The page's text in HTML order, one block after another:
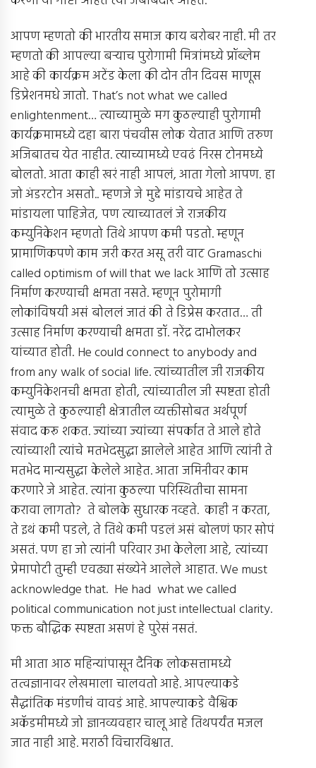
आपण म्हणतो की भारतीय समाज काय बरोबर नाही. मी तर
म्हणतो की आपल्या बर्‍याच पुरोगामी मित्रांमध्ये प्रॉब्लेम
आहे की कार्यक्रम अटेंड केला की दोन तीन दिवस माणूस
डिप्रेशनमधे जातो. That’s not what we called
enlightenment… त्याच्यामुळे मग कुठल्याही पुरोगामी
कार्यक्रमामध्ये दहा बारा पंचवीस लोक येतात आणि तरुण
अजिबातच येत नाहीत. त्याच्यामध्ये एवढं निरस टोनमध्ये
बोलतो. आता काही खरं नाही आपलं, आता गेलो आपण. हा
जो अंडरटोन असतो.. म्हणजे जे मुद्दे मांडायचे आहेत ते
मांडायला पाहिजेत, पण त्याच्यातलं जे राजकीय
कम्युनिकेशन म्हणतो तिथे आपण कमी पडतो. म्हणून
प्रामाणिकपणे काम जरी करत असू तरी वाट Gramaschi
called optimism of will that we lack आणि तो उत्साह
निर्माण करण्याची क्षमता नसते. म्हणून पुरोमागी
लोकांविषयी असं बोललं जातं की ते डिप्रेस करतात… ती
उत्साह निर्माण करण्याची क्षमता डॉ. नरेंद्र दाभोलकर
यांच्यात होती. He could connect to anybody and
from any walk of social life. त्यांच्यातील जी राजकीय
कम्युनिकेशनची क्षमता होती, त्यांच्यातील जी स्पष्टता होती
त्यामुळे ते कुठल्याही क्षेत्रातील व्यक्तीसोबत अर्थपूर्ण
संवाद करू शकत. ज्यांच्या ज्यांच्या संपर्कात ते आले होते
त्यांच्याशी त्यांचे मतभेदसुद्धा झालेले आहेत आणि त्यांनी ते
मतभेद मान्यसुद्धा केलेले आहेत. आता जमिनीवर काम
करणारे जे आहेत. त्यांना कुठल्या परिस्थितीचा सामना
करावा लागतो? ते बोलके सुधारक नव्हते. काही न करता,
ते इथं कमी पडले, ते तिथे कमी पडलं असं बोलणं फार सोपं
असतं. पण हा जो त्यांनी परिवार उभा केलेला आहे, त्यांच्या
प्रेमापोटी तुम्ही एवढ्या संख्येने आलेले आहात. We must
acknowledge that. He had what we called
political communication not just intellectual clarity.
फक्त बौद्धिक स्पष्टता असणं हे पुरेसं नसतं.
मी आता आठ महिन्यांपासून दैनिक लोकसत्तामध्ये
तत्वज्ञानावर लेखमाला चालवतो आहे. आपल्याकडे
सैद्धांतिक मंडणीचं वावडं आहे. आपल्याकडे वैश्विक
अकॅडमीमध्ये जो ज्ञानव्यवहार चालू आहे तिथपर्यंत मजल
जात नाही आहे. मराठी विचारविश्वात.